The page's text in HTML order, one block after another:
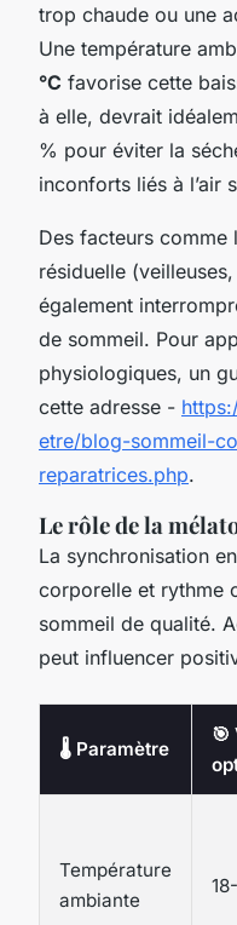
trop chaude ou une
Une température
°C favorise cette
à elle, devrait
% pour éviter la
inconforts liés à l’air
Des facteurs comme
résiduelle
également
de sommeil. Pour
physiologiques, un
cette adresse -
etre/blog-sommeil-
reparatrices.php.
Le rôle de la
La synchronisation
corporelle et rythme
sommeil de qualité.
peut influencer
🌡️ Paramètre
🎯
Température
ambiante